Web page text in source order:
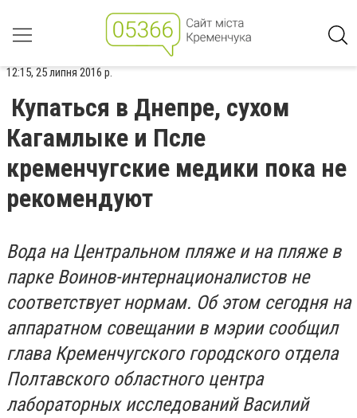
12:15, 25 липня 2016 р.
Купаться в Днепре, сухом
Кагамлыке и Псле
кременчугские медики пока не
рекомендуют
Вода на Центральном пляже и на пляже в
парке Воинов-интернационалистов не
соответствует нормам. Об этом сегодня на
аппаратном совещании в мэрии сообщил
глава Кременчугского городского отдела
Полтавского областного центра
лабораторных исследований Василий